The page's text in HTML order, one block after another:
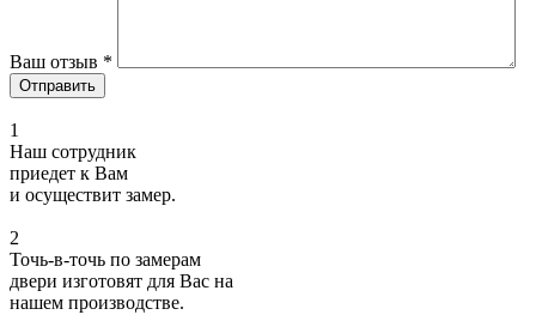
Ваш отзыв *
1
Наш сотрудник
приедет к Вам
и осуществит замер.
2
Точь-в-точь по замерам
двери изготовят для Вас на
нашем производстве.